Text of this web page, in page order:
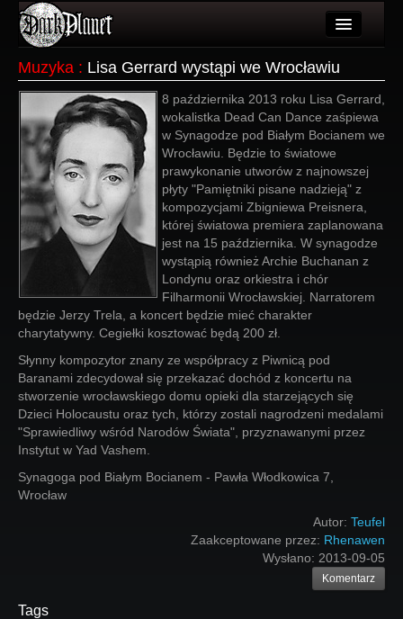
Użytkownicy
Wydarzenia
Galeria
Forum
Więcej
Login
Muzyka : Lisa Gerrard wystąpi we Wrocławiu
8 października 2013 roku Lisa Gerrard,
wokalistka Dead Can Dance zaśpiewa
w Synagodze pod Białym Bocianem we
Wrocławiu. Będzie to światowe
prawykonanie utworów z najnowszej
płyty "Pamiętniki pisane nadzieją" z
kompozycjami Zbigniewa Preisnera,
której światowa premiera zaplanowana
jest na 15 października. W synagodze
wystąpią również Archie Buchanan z
Londynu oraz orkiestra i chór
Filharmonii Wrocławskiej. Narratorem
będzie Jerzy Trela, a koncert będzie mieć charakter
charytatywny. Cegiełki kosztować będą 200 zł.
Słynny kompozytor znany ze współpracy z Piwnicą pod
Baranami zdecydował się przekazać dochód z koncertu na
stworzenie wrocławskiego domu opieki dla starzejących się
Dzieci Holocaustu oraz tych, którzy zostali nagrodzeni medalami
"Sprawiedliwy wśród Narodów Świata", przyznawanymi przez
Instytut w Yad Vashem.
Synagoga pod Białym Bocianem - Pawła Włodkowica 7,
Wrocław
Autor: Teufel
Zaakceptowane przez: Rhenawen
Wysłano: 2013-09-05
Komentarz
Tags